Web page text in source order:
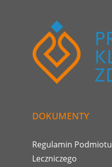
DOKUMENTY
Regulamin Podmiotu
Leczniczego